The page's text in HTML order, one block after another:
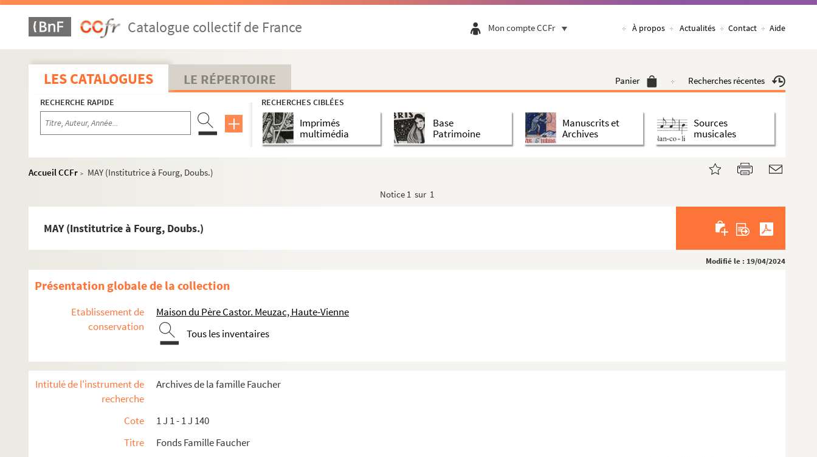
Catalogue collectif de France Mon compte CCFr À propos Actualités Contact Aide
LES CATALOGUES LE RÉPERTOIRE Panier Recherches récentes
RECHERCHE RAPIDE RECHERCHES CIBLÉES
Imprimés
multimédia
Base
Patrimoine
Manuscrits et
Archives
Sources
musicales
Accueil CCFr >
MAY (Institutrice à Fourg, Doubs.)
Notice 1 sur 1
MAY (Institutrice à Fourg, Doubs.)
Modifié le : 19/04/2024
Présentation globale de la collection
Etablissement de
conservation
Maison du Père Castor. Meuzac, Haute-Vienne
Tous les inventaires
Intitulé de l'instrument de
recherche
Archives de la famille Faucher
Cote
1 J 1 - 1 J 140
Titre
Fonds Famille Faucher